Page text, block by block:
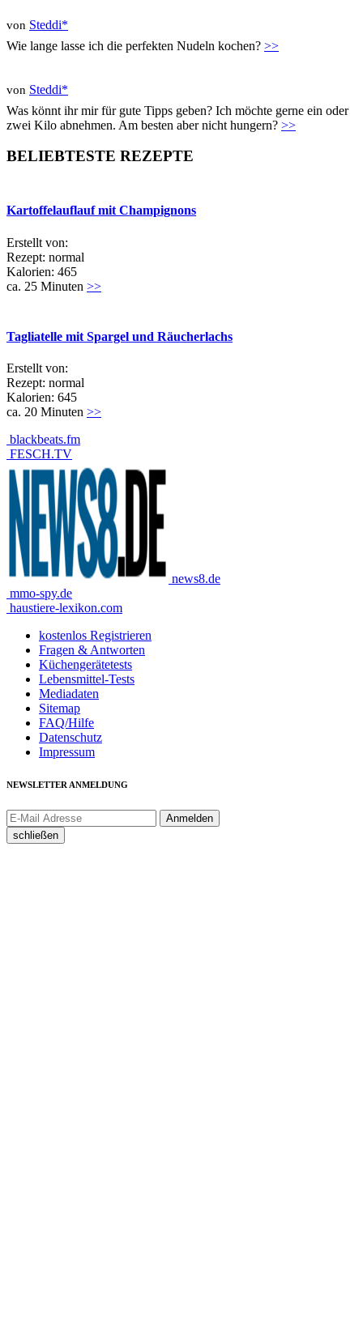
von Steddi*
Wie lange lasse ich die perfekten Nudeln kochen? >>
von Steddi*
Was könnt ihr mir für gute Tipps geben? Ich möchte gerne ein oder
zwei Kilo abnehmen. Am besten aber nicht hungern? >>
BELIEBTESTE REZEPTE
Kartoffelauflauf mit Champignons
Erstellt von:
Rezept: normal
Kalorien: 465
ca. 25 Minuten >>
Tagliatelle mit Spargel und Räucherlachs
Erstellt von:
Rezept: normal
Kalorien: 645
ca. 20 Minuten >>
blackbeats.fm
FESCH.TV
news8.de
mmo-spy.de
haustiere-lexikon.com
kostenlos Registrieren
Fragen & Antworten
Küchengerätetests
Lebensmittel-Tests
Mediadaten
Sitemap
FAQ/Hilfe
Datenschutz
Impressum
NEWSLETTER ANMELDUNG
schließen